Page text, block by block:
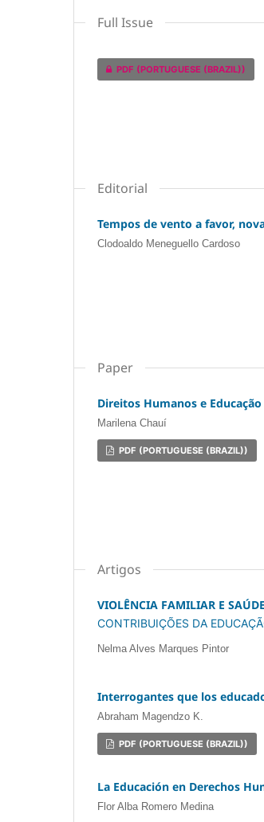
Full Issue
PDF (PORTUGUESE (BRAZIL))
Editorial
Tempos de vento a favor,
Clodoaldo Meneguello Cardoso
Paper
Direitos Humanos e Educação
Marilena Chauí
PDF (PORTUGUESE (BRAZIL))
Artigos
VIOLÊNCIA FAMILIAR E
CONTRIBUIÇÕES DA
Nelma Alves Marques Pintor
Interrogantes que los
Abraham Magendzo K.
PDF (PORTUGUESE (BRAZIL))
La Educación en Derechos
Flor Alba Romero Medina